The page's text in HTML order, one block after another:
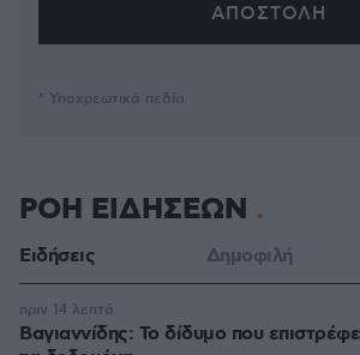
* Υποχρεωτικά πεδία
ΡΟΗ ΕΙΔΗΣΕΩΝ
Ειδήσεις Δημοφιλή
Βαγιαννίδης: Το δίδυμο που
πριν 14 λεπτά